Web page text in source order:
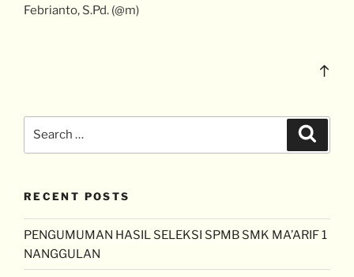
Febrianto, S.Pd. (@m)
RECENT POSTS
PENGUMUMAN HASIL SELEKSI SPMB SMK MA’ARIF 1
NANGGULAN